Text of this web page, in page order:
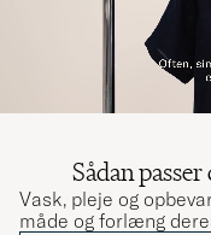
Sådan
Vask, pleje og
måde og forlæng